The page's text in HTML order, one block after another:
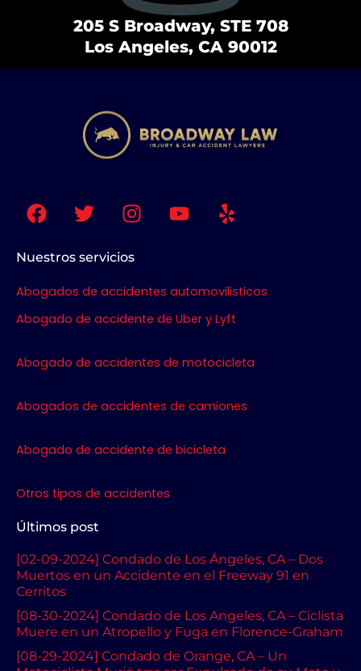
205 S Broadway, STE 708
Los Angeles, CA 90012
F
a
e
b
o
o
T
w
t
t
e
r
I
n
t
a
g
r
m
Y
o
u
b
e
Y
e
Nuestros servicios
Abogados de accidentes automovilisticos
Abogado de accidente de Uber y Lyft
Abogado de accidentes de motocicleta
Abogados de accidentes de camiones
Abogado de accidente de bicicleta
Otros tipos de accidentes
Últimos post
[02-09-2024] Condado de Los Ángeles, CA – Dos
Muertos en un Accidente en el Freeway 91 en
Cerritos
[08-30-2024] Condado de Los Angeles, CA – Ciclista
Muere en un Atropello y Fuga en Florence-Graham
[08-29-2024] Condado de Orange, CA – Un